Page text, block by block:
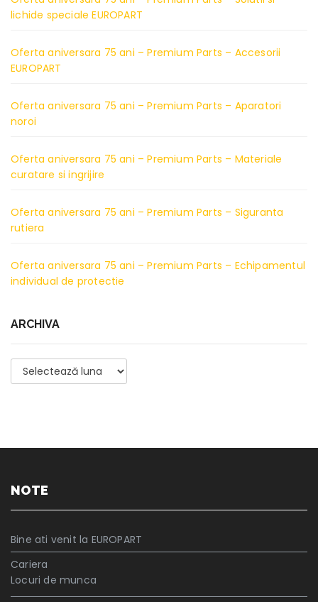
lichide speciale EUROPART
Oferta aniversara 75 ani – Premium Parts – Accesorii
EUROPART
Oferta aniversara 75 ani – Premium Parts – Aparatori
noroi
Oferta aniversara 75 ani – Premium Parts – Materiale
curatare si ingrijire
Oferta aniversara 75 ani – Premium Parts – Siguranta
rutiera
Oferta aniversara 75 ani – Premium Parts – Echipamentul
individual de protectie
ARCHIVA
Archiva
NOTE
Bine ati venit la EUROPART
Cariera
Locuri de munca